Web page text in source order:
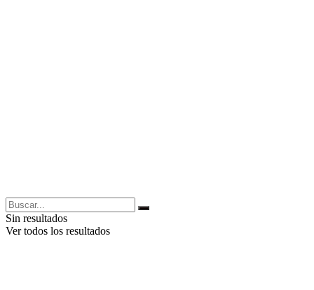
Sin resultados
Ver todos los resultados